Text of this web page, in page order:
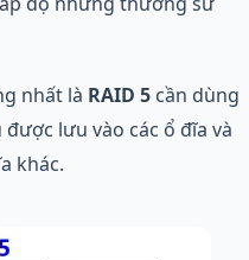
nhất là RAID 5 cần dùng
lưu vào các ổ đĩa và
khác.